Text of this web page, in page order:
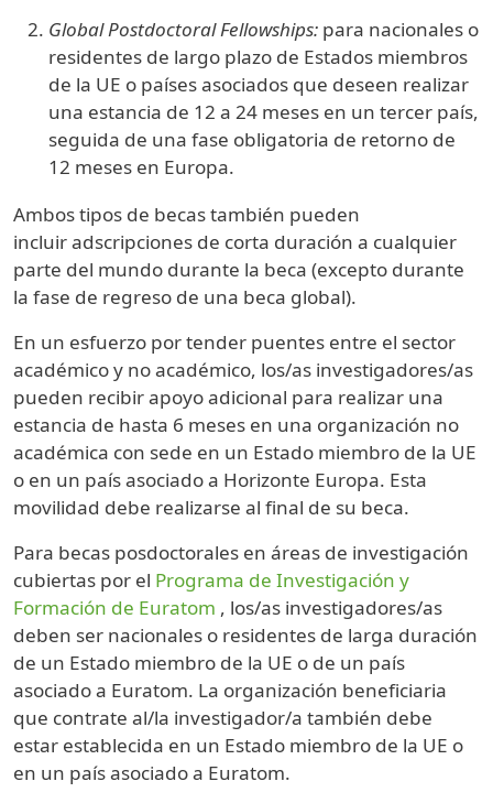
Global Postdoctoral Fellowships: para nacionales o
residentes de largo plazo de Estados miembros
de la UE o países asociados que deseen realizar
una estancia de 12 a 24 meses en un tercer país,
seguida de una fase obligatoria de retorno de
12 meses en Europa.
Ambos tipos de becas también pueden
incluir adscripciones de corta duración a cualquier
parte del mundo durante la beca (excepto durante
la fase de regreso de una beca global).
En un esfuerzo por tender puentes entre el sector
académico y no académico, los/as investigadores/as
pueden recibir apoyo adicional para realizar una
estancia de hasta 6 meses en una organización no
académica con sede en un Estado miembro de la UE
o en un país asociado a Horizonte Europa. Esta
movilidad debe realizarse al final de su beca.
Para becas posdoctorales en áreas de investigación
cubiertas por el Programa de Investigación y
Formación de Euratom , los/as investigadores/as
deben ser nacionales o residentes de larga duración
de un Estado miembro de la UE o de un país
asociado a Euratom. La organización beneficiaria
que contrate al/la investigador/a también debe
estar establecida en un Estado miembro de la UE o
en un país asociado a Euratom.